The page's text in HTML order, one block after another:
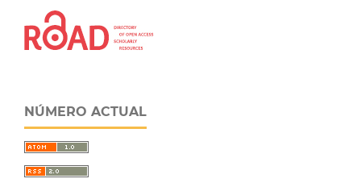
NÚMERO ACTUAL